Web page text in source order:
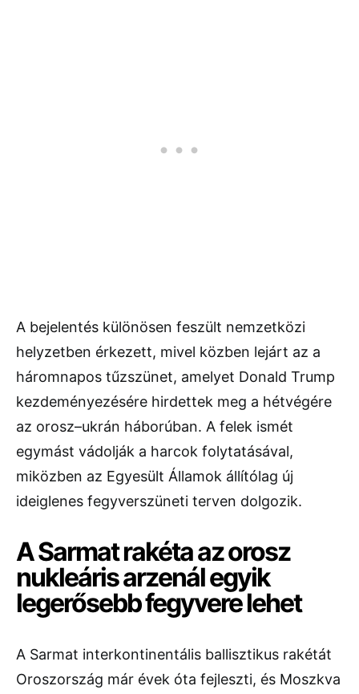
A bejelentés különösen feszült nemzetközi
helyzetben érkezett, mivel közben lejárt az a
háromnapos tűzszünet, amelyet Donald Trump
kezdeményezésére hirdettek meg a hétvégére
az orosz–ukrán háborúban. A felek ismét
egymást vádolják a harcok folytatásával,
miközben az Egyesült Államok állítólag új
ideiglenes fegyverszüneti terven dolgozik.
A Sarmat rakéta az orosz
nukleáris arzenál egyik
legerősebb fegyvere lehet
A Sarmat interkontinentális ballisztikus rakétát
Oroszország már évek óta fejleszti, és Moszkva